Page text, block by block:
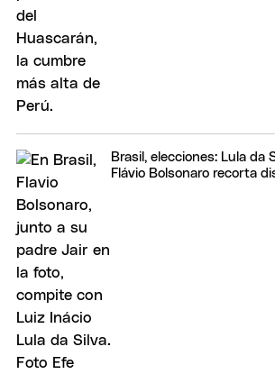
Brasil, elecciones: Lula da
Flávio Bolsonaro recorta